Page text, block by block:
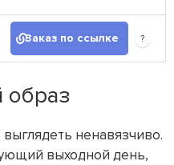
Заказ по ссылке ?
образ
ненавязчиво.
выходной день,